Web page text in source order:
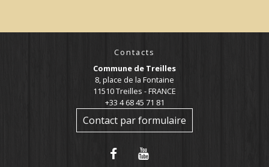
Contacts
Commune de Treilles
8, place de la Fontaine
11510 Treilles - FRANCE
+33 4 68 45 71 81
Contact par formulaire